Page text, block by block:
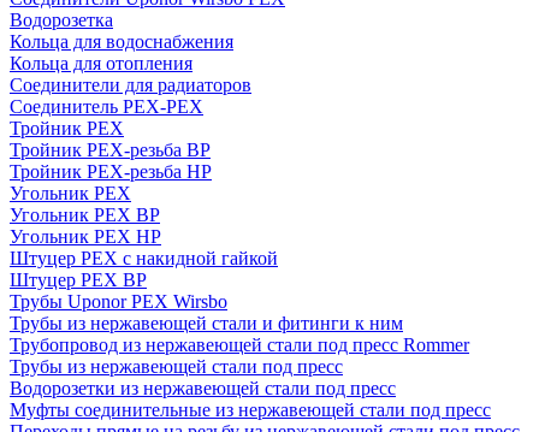
Водорозетка
Кольца для водоснабжения
Кольца для отопления
Соединители для радиаторов
Соединитель PEX-PEX
Тройник PEX
Тройник PEX-резьба ВР
Тройник PEX-резьба НР
Угольник PEX
Угольник PEX ВР
Угольник PEX НР
Штуцер PEX c накидной гайкой
Штуцер PEX ВР
Трубы Uponor PEX Wirsbo
Трубы из нержавеющей стали и фитинги к ним
Трубопровод из нержавеющей стали под пресс Rommer
Трубы из нержавеющей стали под пресс
Водорозетки из нержавеющей стали под пресс
Муфты соединительные из нержавеющей стали под пресс